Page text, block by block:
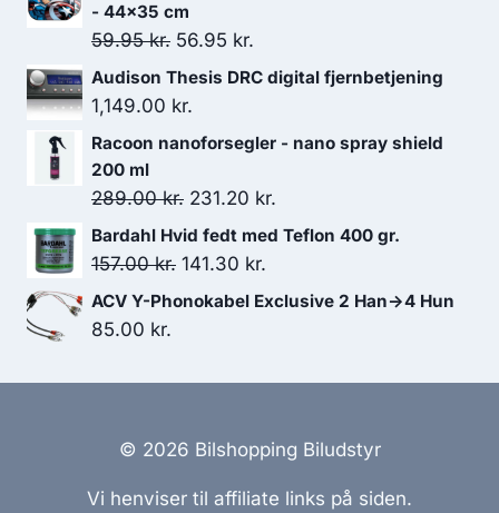
- 44x35 cm
59.95kr. Den
oprindelige
pris
59.95 kr..
56.95 kr.
aktuelle
Audison Thesis DRC digital fjernbetjening
1,149.00 kr.
Racoon nanoforsegler - nano spray shield
200 ml
289.00kr. Den
oprindelige
pris
231.20 kr.
aktuelle
Bardahl Hvid fedt med Teflon 400 gr.
157.00kr. Den
oprindelige
157.00 kr..
141.30 kr.
aktuelle
141.30 kr..
ACV Y-Phonokabel Exclusive 2 Han->4 Hun
85.00 kr.
© 2026 Bilshopping Biludstyr
Vi henviser til affiliate links på siden.